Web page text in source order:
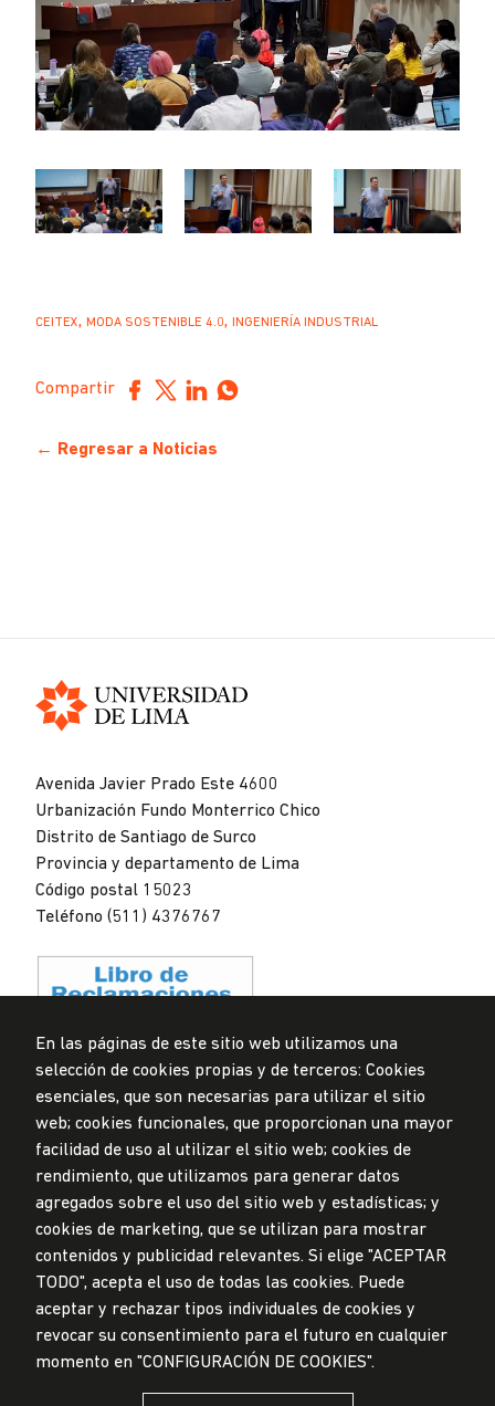
CEITEX, MODA SOSTENIBLE 4.0, INGENIERÍA INDUSTRIAL
Compartir
← Regresar a Noticias
Avenida Javier Prado Este 4600
Urbanización Fundo Monterrico Chico
Distrito de Santiago de Surco
Provincia y departamento de Lima
Código postal 15023
Teléfono (511) 4376767
Privacidad de datos personales
Mesa de partes
© Universidad de Lima, 2024
Todos los derechos reservados
Diseñado porPartners
LA UNIVERSIDAD DE LIMA ES MIEMBRO DE
En las páginas de este sitio web utilizamos una
selección de cookies propias y de terceros: Cookies
esenciales, que son necesarias para utilizar el sitio
web; cookies funcionales, que proporcionan una mayor
facilidad de uso al utilizar el sitio web; cookies de
rendimiento, que utilizamos para generar datos
agregados sobre el uso del sitio web y estadísticas; y
cookies de marketing, que se utilizan para mostrar
contenidos y publicidad relevantes. Si elige "ACEPTAR
TODO", acepta el uso de todas las cookies. Puede
aceptar y rechazar tipos individuales de cookies y
revocar su consentimiento para el futuro en cualquier
momento en "CONFIGURACIÓN DE COOKIES".